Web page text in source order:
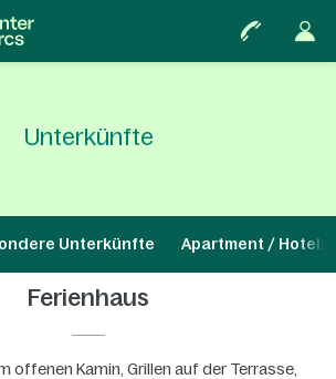
Unterkünfte
Unterkünfte Apartment /
Ferienhaus
offenen Kamin, Grillen auf der Terrasse,